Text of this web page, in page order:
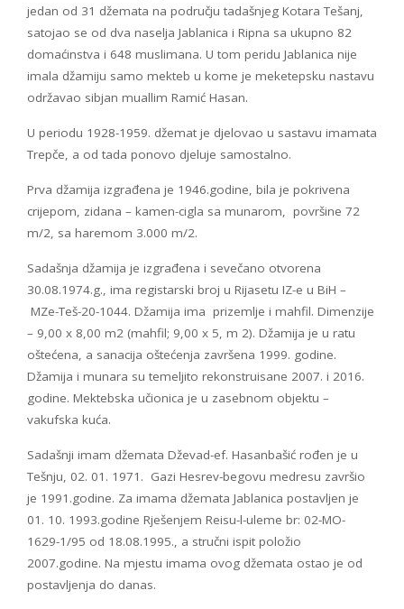
jedan od 31 džemata na području tadašnjeg Kotara Tešanj,
satojao se od dva naselja Jablanica i Ripna sa ukupno 82
domaćinstva i 648 muslimana. U tom peridu Jablanica nije
imala džamiju samo mekteb u kome je meketepsku nastavu
održavao sibjan muallim Ramić Hasan.
U periodu 1928-1959. džemat je djelovao u sastavu imamata
Trepče, a od tada ponovo djeluje samostalno.
Prva džamija izgrađena je 1946.godine, bila je pokrivena
crijepom, zidana – kamen-cigla sa munarom, površine 72
m/2, sa haremom 3.000 m/2.
Sadašnja džamija je izgrađena i sevečano otvorena
30.08.1974.g., ima registarski broj u Rijasetu IZ-e u BiH –
MZe-Teš-20-1044. Džamija ima prizemlje i mahfil. Dimenzije
– 9,00 x 8,00 m2 (mahfil; 9,00 x 5, m 2). Džamija je u ratu
oštećena, a sanacija oštećenja završena 1999. godine.
Džamija i munara su temeljito rekonstruisane 2007. i 2016.
godine. Mektebska učionica je u zasebnom objektu –
vakufska kuća.
Sadašnji imam džemata Dževad-ef. Hasanbašić rođen je u
Tešnju, 02. 01. 1971. Gazi Hesrev-begovu medresu završio
je 1991.godine. Za imama džemata Jablanica postavljen je
01. 10. 1993.godine Rješenjem Reisu-l-uleme br: 02-MO-
1629-1/95 od 18.08.1995., a stručni ispit položio
2007.godine. Na mjestu imama ovog džemata ostao je od
postavljenja do danas.